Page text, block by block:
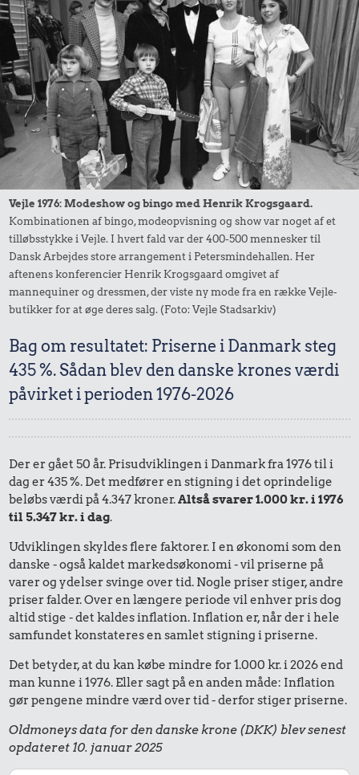
Vejle 1976: Modeshow og bingo med Henrik Krogsgaard.
Kombinationen af bingo, modeopvisning og show var noget af et
tilløbsstykke i Vejle. I hvert fald var der 400-500 mennesker til
Dansk Arbejdes store arrangement i Petersmindehallen. Her
aftenens konferencier Henrik Krogsgaard omgivet af
mannequiner og dressmen, der viste ny mode fra en række Vejle-
butikker for at øge deres salg. (Foto: Vejle Stadsarkiv)
Bag om resultatet: Priserne i Danmark steg
435 %. Sådan blev den danske krones værdi
påvirket i perioden 1976-2026
Der er gået 50 år. Prisudviklingen i Danmark fra 1976 til i
dag er 435 %. Det medfører en stigning i det oprindelige
beløbs værdi på 4.347 kroner.Altså svarer 1.000 kr. i 1976
til 5.347 kr. i dag.
Udviklingen skyldes flere faktorer. I en økonomi som den
danske - også kaldet markedsøkonomi - vil priserne på
varer og ydelser svinge over tid. Nogle priser stiger, andre
priser falder. Over en længere periode vil enhver pris dog
altid stige - det kaldes inflation. Inflation er, når der i hele
samfundet konstateres en samlet stigning i priserne.
Det betyder, at du kan købe mindre for 1.000 kr. i 2026 end
man kunne i 1976. Eller sagt på en anden måde: Inflation
gør pengene mindre værd over tid - derfor stiger priserne.
Oldmoneys data for den danske krone (DKK) blev senest
opdateret 10. januar 2025